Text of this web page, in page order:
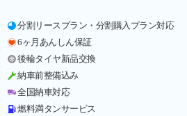
分割リースプラン・分割購入プラン対応
6ヶ月あんしん保証
後輪タイヤ新品交換
納車前整備込み
全国納車対応
燃料満タンサービス